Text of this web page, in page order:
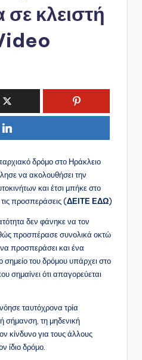
σε κλειστή
δρόμο στο Ηράκλειο
να ακολουθήσει την
και έτσι μπήκε στο
τις προσπεράσεις (ΔΕΙΤΕ ΕΔΩ)
δεν φάνηκε να τον
προσπέρασε συνολικά οκτώ
προσπεράσει και ένα
σημείο του δρόμου υπάρχει στο
σημαίνει ότι απαγορεύεται
ταυτόχρονα τρία
σήμανση, τη μηδενική
κίνδυνο για τους άλλους
ίδιο δρόμο.